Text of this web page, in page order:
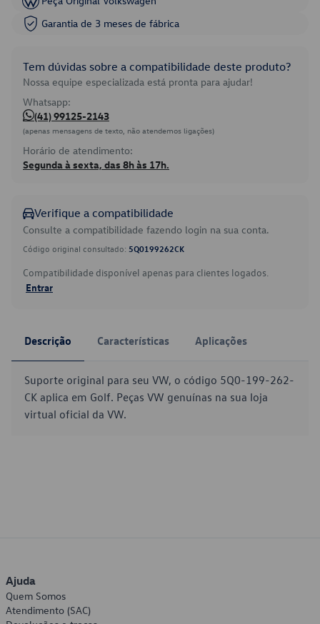
Garantia de 3 meses de fábrica
Tem dúvidas sobre a compatibilidade deste produto?
Nossa equipe especializada está pronta para ajudar!
Whatsapp:
(41) 99125-2143
(apenas mensagens de texto, não atendemos ligações)
Horário de atendimento:
Segunda à sexta, das 8h às 17h.
Verifique a compatibilidade
Consulte a compatibilidade fazendo login na sua conta.
Código original consultado: 5Q0199262CK
Compatibilidade disponível apenas para clientes logados.
Entrar
Descrição Características Aplicações
Suporte original para seu VW, o código 5Q0-199-262-
CK aplica em Golf. Peças VW genuínas na sua loja
virtual oficial da VW.
Ajuda
Quem Somos
Atendimento (SAC)